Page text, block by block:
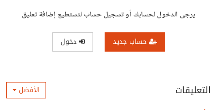
يرجى الدخول لحسابك أو تسجيل حساب لتستطيع إضافة تعليق
حساب جديد دخول
التعليقات الأفضل